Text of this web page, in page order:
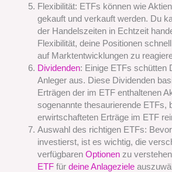
Flexibilität: ETFs können wie
gekauft und verkauft werden. Du
der Handelszeiten in Echtzeit
Flexibilität, deine Positionen
auf Marktentwicklungen zu
Dividenden: Einige ETFs schütten
Anleger aus. Diese Dividenden
Erträgen der im ETF enthaltenen
sogenannte thesaurierende ETFs,
erwirtschafteten Erträge im ETF
Auswahl des richtigen ETFs:
investierst, ist es wichtig, die
verfügbaren Optionenzu
ETFfür deine Anlageziele